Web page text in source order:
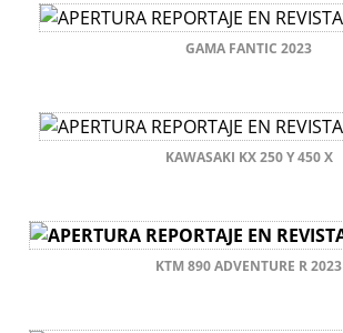
GAMA FANTIC 2023
KAWASAKI KX 250 Y 450 X
KTM 890 ADVENTURE R 2023